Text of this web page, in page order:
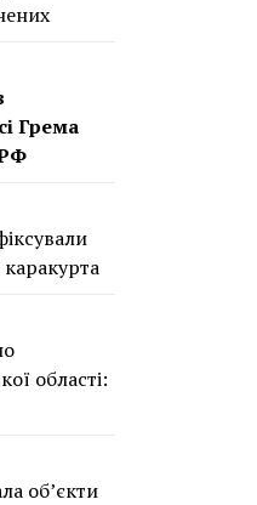
Грема
області:
об’єкти